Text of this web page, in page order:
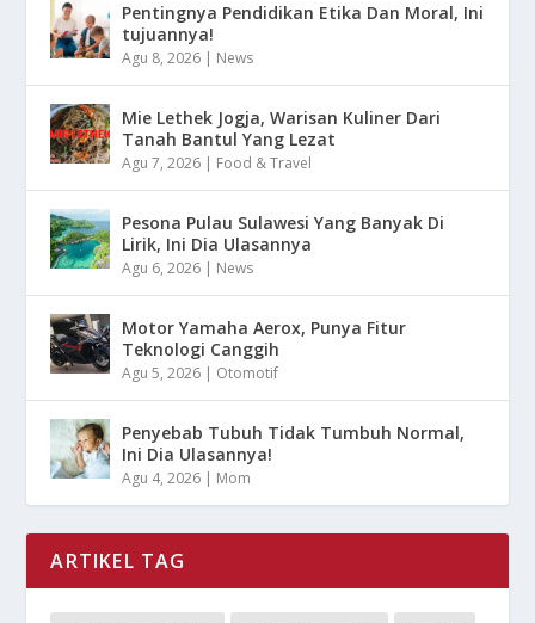
Pentingnya Pendidikan Etika Dan Moral, Ini
tujuannya!
Agu 8, 2026 | News
Mie Lethek Jogja, Warisan Kuliner Dari
Tanah Bantul Yang Lezat
Agu 7, 2026 | Food & Travel
Pesona Pulau Sulawesi Yang Banyak Di
Lirik, Ini Dia Ulasannya
Agu 6, 2026 | News
Motor Yamaha Aerox, Punya Fitur
Teknologi Canggih
Agu 5, 2026 | Otomotif
Penyebab Tubuh Tidak Tumbuh Normal,
Ini Dia Ulasannya!
Agu 4, 2026 | Mom
ARTIKEL TAG